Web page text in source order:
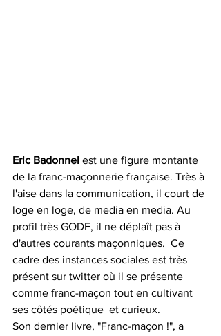
Eric Badonnel est une figure montante
de la franc-maçonnerie française. Très à
l'aise dans la communication, il court de
loge en loge, de media en media. Au
profil très GODF, il ne déplaît pas à
d'autres courants maçonniques.  Ce
cadre des instances sociales est très
présent sur twitter où il se présente
comme franc-maçon tout en cultivant
ses côtés poétique  et curieux.
Son dernier livre, "Franc-maçon !", a